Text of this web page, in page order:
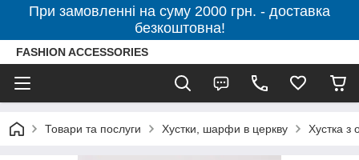
При замовленні на суму 2000 грн. - доставка
безкоштовна!
FASHION ACCESSORIES
Товари та послуги Хустки, шарфи в церкву Хустка з